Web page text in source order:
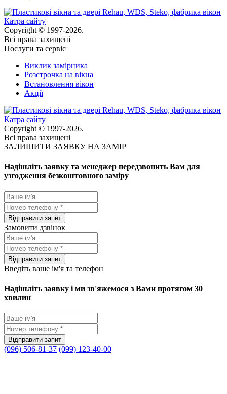
Катра сайту
Copyright © 1997-2026.
Всі права захищені
Послуги та сервіс
Виклик замірника
Розстрочка на вікна
Встановлення вікон
Акції
Катра сайту
Copyright © 1997-2026.
Всі права захищені
ЗАЛИШИТИ ЗАЯВКУ НА ЗАМІР
Надішліть заявку та менеджер передзвонить Вам для
узгодження безкоштовного заміру
Замовити дзвінок
Введіть ваше ім'я та телефон
Надішліть заявку і ми зв'яжемося з Вами протягом 30
хвилин
(096) 506-81-37 (099) 123-40-00